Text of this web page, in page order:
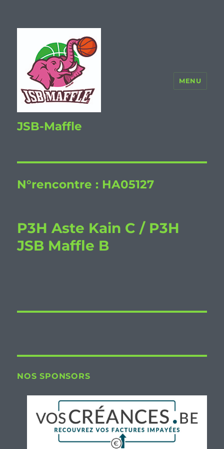
JSB-Maffle
MENU
N°rencontre : HA05127
P3H Aste Kain C / P3H
JSB Maffle B
NOS SPONSORS